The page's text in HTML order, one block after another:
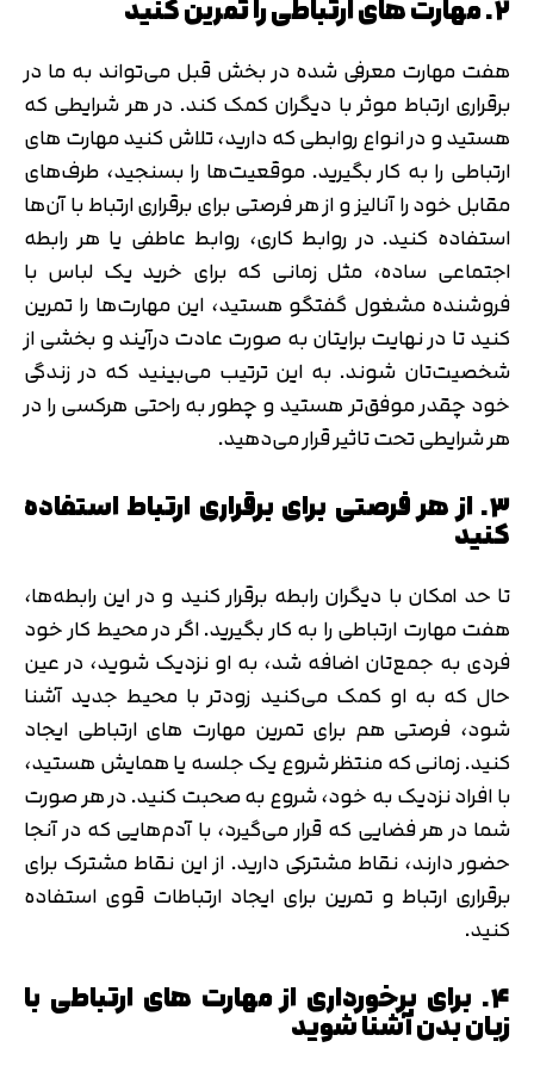
۲. مهارت های ارتباطی را تمرین کنید
هفت مهارت معرفی شده در بخش قبل می‌تواند به ما در
برقراری ارتباط موثر با دیگران کمک کند. در هر شرایطی که
هستید و در انواع روابطی که دارید، تلاش کنید مهارت های
ارتباطی را به کار بگیرید. موقعیت‌ها را بسنجید، طرف‌های
مقابل خود را آنالیز و از هر فرصتی برای برقراری ارتباط با آن‌ها
استفاده کنید. در روابط کاری، روابط عاطفی یا هر رابطه
اجتماعی ساده، مثل زمانی که برای خرید یک لباس با
فروشنده مشغول گفتگو هستید، این مهارت‌ها را تمرین
کنید تا در نهایت برایتان به صورت عادت درآیند و بخشی از
شخصیت‌تان شوند. به این ترتیب می‌بینید که در زندگی
خود چقدر موفق‌تر هستید و چطور به راحتی هرکسی را در
هر شرایطی تحت تاثیر قرار می‌دهید.
۳. از هر فرصتی برای برقراری ارتباط استفاده
کنید
تا حد امکان با دیگران رابطه برقرار کنید و در این رابطه‌ها،
هفت مهارت ارتباطی را به کار بگیرید. اگر در محیط کار خود
فردی به جمع‌تان اضافه شد، به او نزدیک شوید، در عین
حال که به او کمک می‌کنید زودتر با محیط جدید آشنا
شود، فرصتی هم برای تمرین مهارت های ارتباطی ایجاد
کنید. زمانی که منتظر شروع یک جلسه یا همایش هستید،
با افراد نزدیک به خود، شروع به صحبت کنید. در هر صورت
شما در هر فضایی که قرار می‌گیرد، با آدم‌هایی که در آنجا
حضور دارند، نقاط مشترکی دارید. از این نقاط مشترک برای
برقراری ارتباط و تمرین برای ایجاد ارتباطات قوی استفاده
کنید.
۴. برای برخورداری از مهارت های ارتباطی با
زبان بدن آشنا شوید